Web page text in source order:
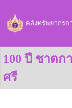
คลังทรัพยากรก
100 ปี ชาตก
ศรี